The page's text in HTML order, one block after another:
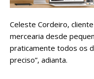
Celeste Cordeiro,
mercearia desde
praticamente todos os
preciso”, adianta.